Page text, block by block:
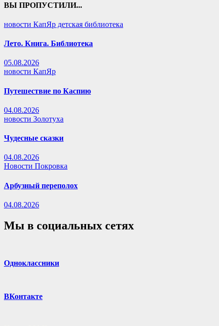
ВЫ ПРОПУСТИЛИ...
новости КапЯр детская библиотека
Лето. Книга. Библиотека
05.08.2026
новости КапЯр
Путешествие по Каспию
04.08.2026
новости Золотуха
Чудесные сказки
04.08.2026
Новости Покровка
Арбузный переполох
04.08.2026
Мы в социальных сетях
Одноклассники
ВКонтакте